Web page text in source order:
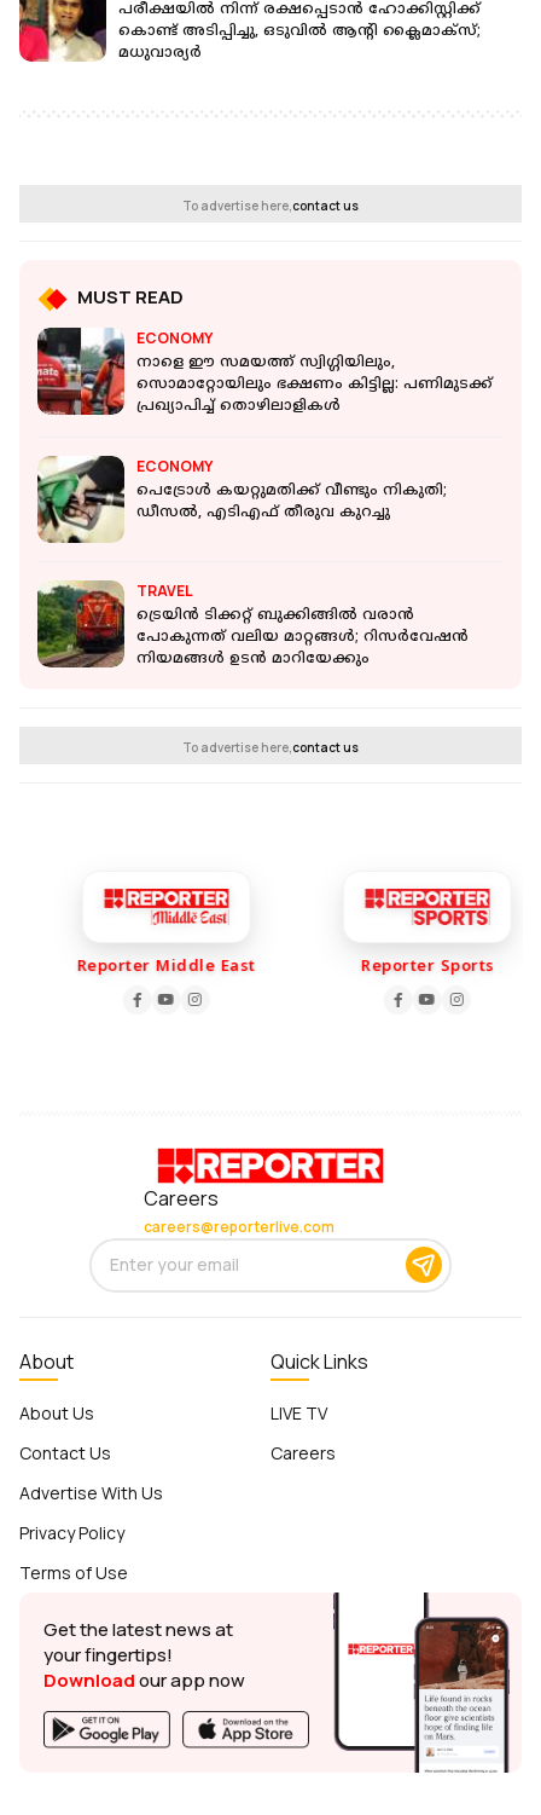
പരീക്ഷയില്‍ നിന്ന് രക്ഷപ്പെടാന്‍ ഹോക്കിസ്റ്റിക്ക്
കൊണ്ട് അടിപ്പിച്ചു, ഒടുവില്‍ ആന്റി ക്ലൈമാക്‌സ്;
മധുവാര്യര്‍
To advertise here,contact us
MUST READ
ECONOMY
നാളെ ഈ സമയത്ത് സ്വിഗ്ഗിയിലും,
സൊമാറ്റോയിലും ഭക്ഷണം കിട്ടില്ല: പണിമുടക്ക്
പ്രഖ്യാപിച്ച് തൊഴിലാളികള്‍
ECONOMY
പെട്രോള്‍ കയറ്റുമതിക്ക് വീണ്ടും നികുതി;
ഡീസല്‍, എടിഎഫ് തീരുവ കുറച്ചു
TRAVEL
ട്രെയിന്‍ ടിക്കറ്റ് ബുക്കിങ്ങില്‍ വരാന്‍
പോകുന്നത് വലിയ മാറ്റങ്ങള്‍; റിസര്‍വേഷന്‍
നിയമങ്ങള്‍ ഉടന്‍ മാറിയേക്കും
To advertise here,contact us
Reporter Middle East Reporter Sports
Careers
careers@reporterlive.com
About
About Us
Contact Us
Advertise With Us
Privacy Policy
Terms of Use
Quick Links
LIVE TV
Careers
Get the latest news at
your fingertips!
Downloadour app now